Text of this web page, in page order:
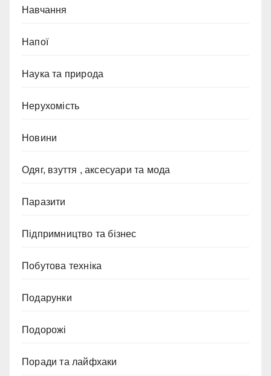
Навчання
Напої
Наука та природа
Нерухомість
Новини
Одяг, взуття , аксесуари та мода
Паразити
Підпримництво та бізнес
Побутова техніка
Подарунки
Подорожі
Поради та лайфхаки